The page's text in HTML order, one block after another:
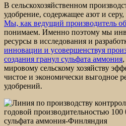
В сельскохозяйственном
удобрение, содержащее азот и
Мы, как ведущий производитель
понимаем. Именно поэтому мы
ресурсы в исследования и
инновации и усовершенствуя
создания гранул сульфата аммония
мировому сельскому хозяйству
чистое и экономически выгодное
удобрений.